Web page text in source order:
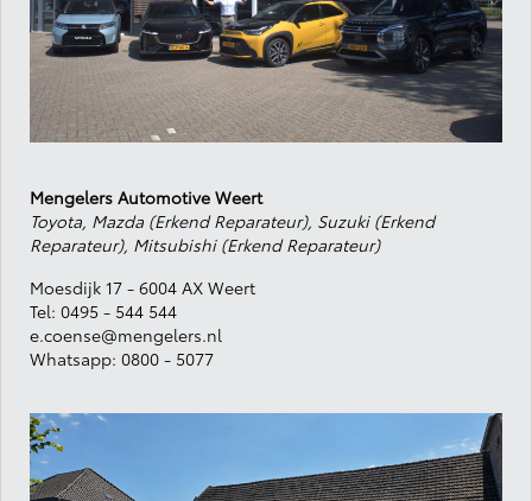
Mengelers Automotive Weert
Toyota, Mazda (Erkend Reparateur), Suzuki (Erkend
Reparateur), Mitsubishi (Erkend Reparateur)
Moesdijk 17 - 6004 AX Weert
Tel: 0495 - 544 544
e.coense@mengelers.nl
Whatsapp: 0800 - 5077